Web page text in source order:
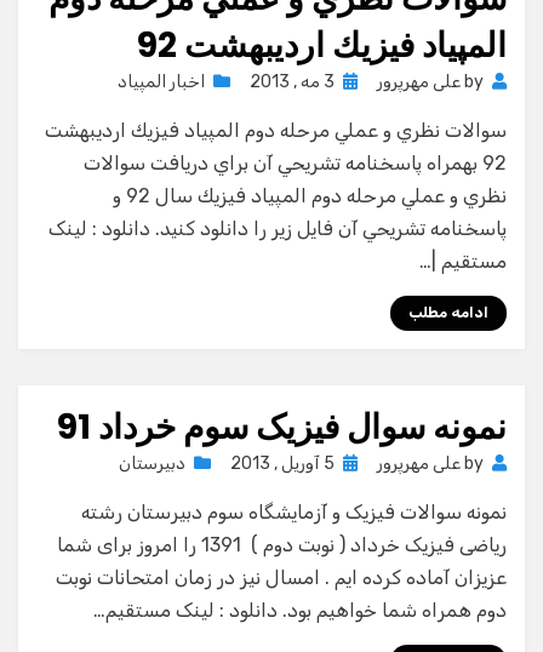
المپياد فيزيك ارديبهشت 92
by علی مهرپرور
Posted
3 مه , 2013 اخبار المپیاد
سوالات نظري و عملي مرحله دوم المپياد فيزيك ارديبهشت
92 بهمراه پاسخنامه تشريحي آن براي دريافت سوالات
نظري و عملي مرحله دوم المپياد فيزيك سال 92 و
پاسخنامه تشريحي آن فايل زير را دانلود كنيد. دانلود : لینک
مستقیم |…
ادامه مطلب
نمونه سوال فیزیک سوم خرداد 91
by علی مهرپرور
Posted
5 آوریل , 2013 دبیرستان
نمونه سوالات فیزیک و آزمایشگاه سوم دبیرستان رشته
ریاضی فیزیک خرداد ( نوبت دوم ) 1391 را امروز برای شما
عزیزان آماده کرده ایم . امسال نیز در زمان امتحانات نوبت
دوم همراه شما خواهیم بود. دانلود : لینک مستقیم…